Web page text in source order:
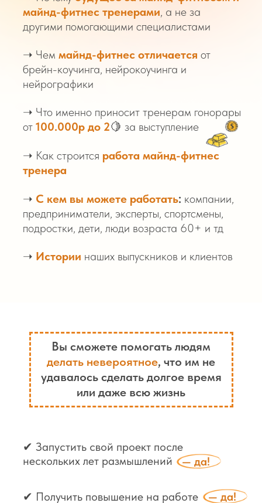
майнд-фитнес тренерами, а не за
другими помогающими специалистами
➝ Чем майнд-фитнес отличается от
брейн-коучинга, нейрокоучинга и
нейрографики
➝ Что именно приносит тренерам гонорары
от 100.000р до 2🍋 за выступление
➝ Как строится работа майнд-фитнес
тренера
➝ С кем вы можете работать: компании,
предприниматели, эксперты, спортсмены,
подростки, дети, люди возраста 60+ и тд
➝ Истории наших выпускников и клиентов
✔ Запустить свой проект после
нескольких лет размышлений
✔ Получить повышение на работе
Вы сможете помогать людям
делать невероятное, что им не
удавалось сделать долгое время
или даже всю жизнь
— да!
— да!